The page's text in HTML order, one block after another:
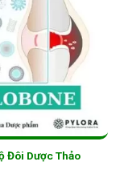
Đôi Dược Thảo